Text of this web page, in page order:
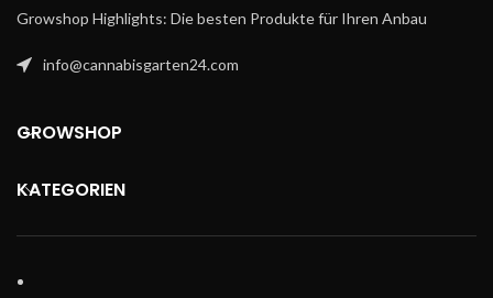
teilt, kann man sich über eine
freuen.
Growshop Highlights: Die besten Produkte für Ihren Anbau
info@cannabisgarten24.com
GROWSHOP
KATEGORIEN